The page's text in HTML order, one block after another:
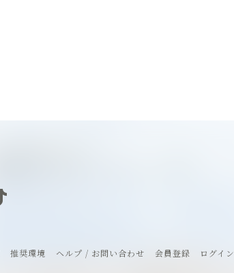
推奨環境 ヘルプ / お問い合わせ 会員登録 ログイン